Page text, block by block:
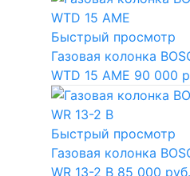
Быстрый просмотр
Газовая колонка
WTD 15 AME 90 000
Быстрый просмотр
Газовая колонка
WR 13-2 В 85 000 руб.